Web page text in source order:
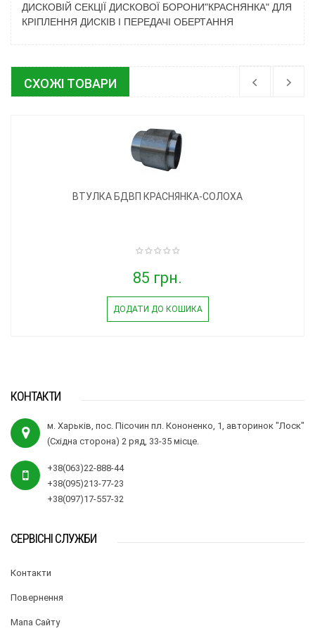
ДИСКОВІЙ СЕКЦІЇ ДИСКОВОЇ БОРОНИ"КРАСНЯНКА" ДЛЯ
КРІПЛЕННЯ ДИСКІВ І ПЕРЕДАЧІ ОБЕРТАННЯ
СХОЖІ ТОВАРИ
ВТУЛКА БДВП КРАСНЯНКА-СОЛОХА
85 грн.
ДОДАТИ ДО КОШИКА
КОНТАКТИ
м. Харьків, пос. Пісочин пл. Кононенко, 1, авторинок "Лоск"
(Східна сторона) 2 ряд, 33-35 місце.
+38(063)22-888-44
+38(095)213-77-23
+38(097)17-557-32
СЕРВІСНІ СЛУЖБИ
Контакти
Повернення
Мапа Сайту